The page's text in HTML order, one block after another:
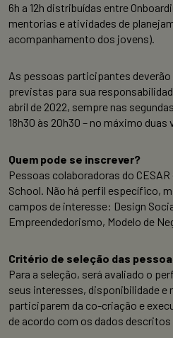
6h a 12h distribuídas entre
mentorias e atividades de
acompanhamento dos jovens).
As pessoas participantes
previstas para sua
abril de 2022, sempre nas
18h30 às 20h30 – no máximo duas
Quem pode se inscrever?
Pessoas colaboradoras do
School. Não há perfil específico,
campos de interesse: Design
Empreendedorismo, Modelo de
Critério de seleção das
Para a seleção, será avaliado o
seus interesses, disponibilidade e
participarem da co-criação e
de acordo com os dados